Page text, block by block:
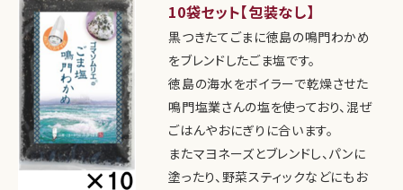
10袋セット【包装なし】
黒つきたてごまに徳島の鳴門わかめ
をブレンドしたごま塩です。
徳島の海水をボイラーで乾燥させた
鳴門塩業さんの塩を使っており、混ぜ
ごはんやおにぎりに合います。
またマヨネーズとブレンドし、パンに
塗ったり、野菜スティックなどにもお